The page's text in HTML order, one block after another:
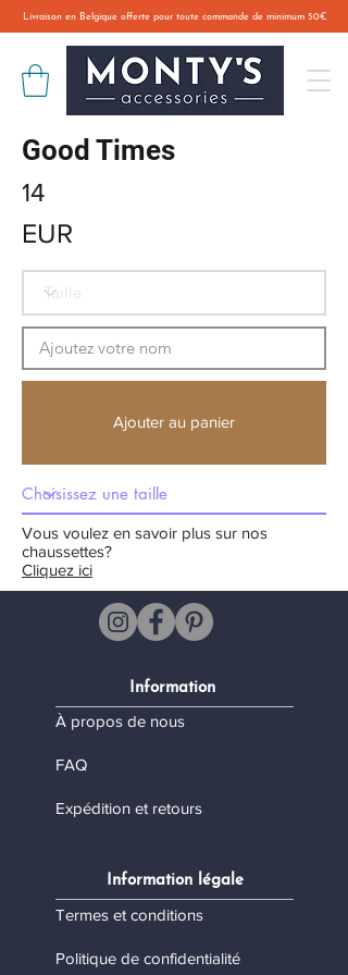
Livraison en Belgique offerte pour toute commande de minimum 50€
Good Times
14
EUR
Ajouter au panier
Vous voulez en savoir plus sur nos
chaussettes?
Cliquez ici
Information
À propos de nous
FAQ
Expédition et retours
Information légale
Termes et conditions
Politique de confidentialité